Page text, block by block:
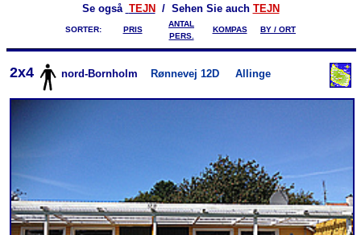
Se også TEJN / Sehen Sie auch TEJN
SORTER: PRIS
ANTAL
PERS.
KOMPAS BY / ORT
2x4 nord-Bornholm Rønnevej 12D Allinge